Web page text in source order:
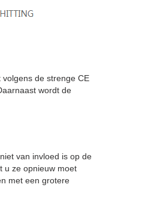
de strenge CE
wordt de
van invloed is op de
u ze opnieuw moet
met een grotere